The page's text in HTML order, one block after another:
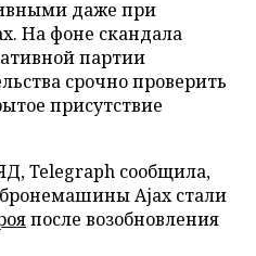
даже при
На фоне скандала
партии
срочно проверить
присутствие
Telegraph сообщила,
Ajax стали
после возобновления